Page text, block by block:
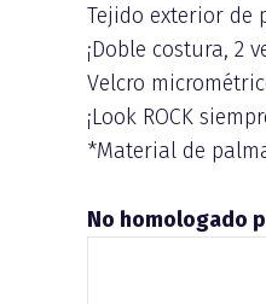
Tejido exterior de
¡Doble costura, 2
Velcro
¡Look ROCK
*Material de
No homologado